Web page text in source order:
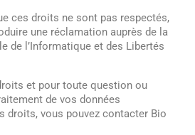
ces droits ne sont pas respectés,
une réclamation auprès de la
de l’Informatique et des Libertés
et pour toute question ou
de vos données
droits, vous pouvez contacter Bio